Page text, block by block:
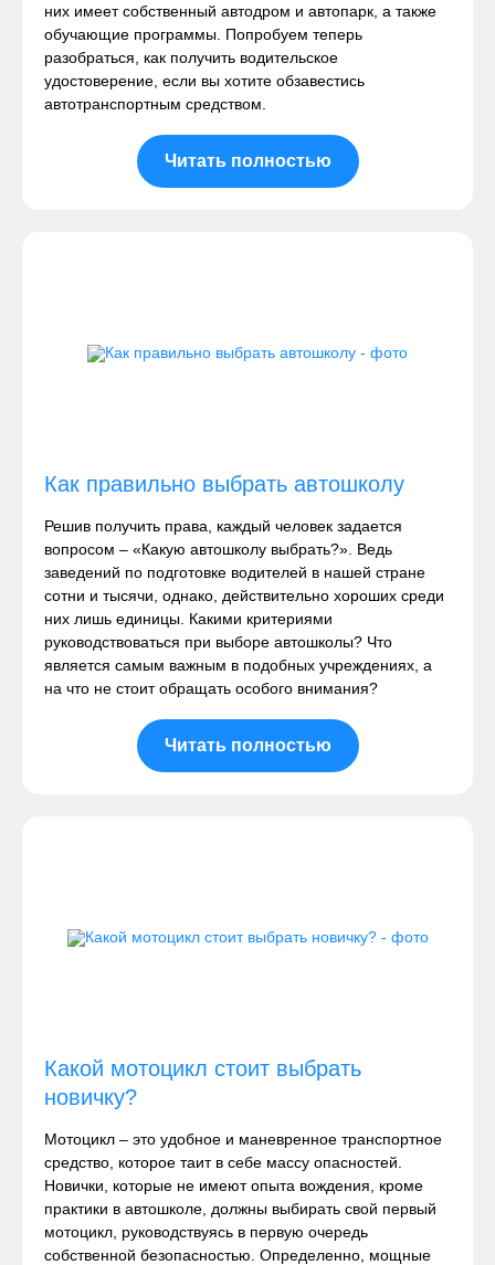
них имеет собственный автодром и автопарк, а также
обучающие программы. Попробуем теперь
разобраться, как получить водительское
удостоверение, если вы хотите обзавестись
автотранспортным средством.
Читать полностью
Как правильно выбрать автошколу
Решив получить права, каждый человек задается
вопросом – «Какую автошколу выбрать?». Ведь
заведений по подготовке водителей в нашей стране
сотни и тысячи, однако, действительно хороших среди
них лишь единицы. Какими критериями
руководствоваться при выборе автошколы? Что
является самым важным в подобных учреждениях, а
на что не стоит обращать особого внимания?
Читать полностью
Какой мотоцикл стоит выбрать
новичку?
Мотоцикл – это удобное и маневренное транспортное
средство, которое таит в себе массу опасностей.
Новички, которые не имеют опыта вождения, кроме
практики в автошколе, должны выбирать свой первый
мотоцикл, руководствуясь в первую очередь
собственной безопасностью. Определенно, мощные